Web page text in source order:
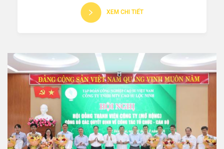
XEM CHI TIẾT